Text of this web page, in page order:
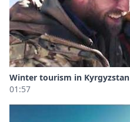
Winter tourism in Kyrgyzstan
01:57